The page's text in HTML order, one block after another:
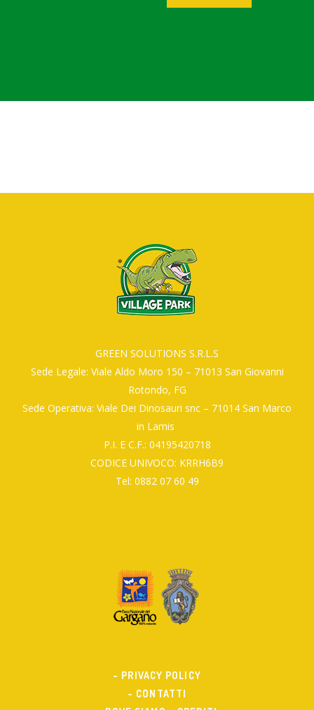
GREEN SOLUTIONS S.R.L.S
Sede Legale: Viale Aldo Moro 150 – 71013 San Giovanni
Rotondo, FG
Sede Operativa: Viale Dei Dinosauri snc – 71014 San Marco
in Lamis
P.I. E C.F.: 04195420718
CODICE UNIVOCO: KRRH6B9
Tel: 0882 07 60 49
- PRIVACY POLICY
- CONTATTI